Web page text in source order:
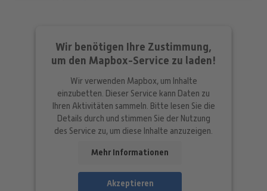
Wir benötigen Ihre Zustimmung,
um den Mapbox-Service zu laden!
Wir verwenden Mapbox, um Inhalte
einzubetten. Dieser Service kann Daten zu
Ihren Aktivitäten sammeln. Bitte lesen Sie die
Details durch und stimmen Sie der Nutzung
des Service zu, um diese Inhalte anzuzeigen.
Mehr Informationen
Akzeptieren